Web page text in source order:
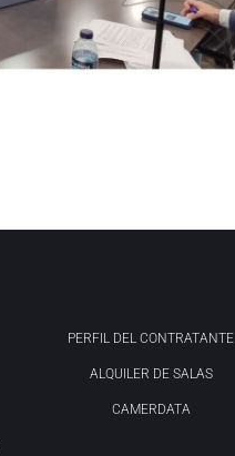
PERFIL DEL CONTRATANTE
ALQUILER DE SALAS
CAMERDATA